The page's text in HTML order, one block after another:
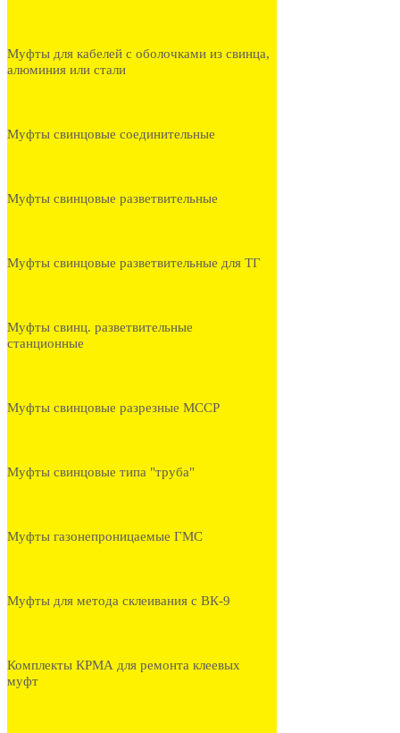
Муфты для кабелей с оболочками из свинца,
алюминия или стали
Муфты свинцовые соединительные
Муфты свинцовые разветвительные
Муфты свинцовые разветвительные для ТГ
Муфты свинц. разветвительные
станционные
Муфты свинцовые разрезные МССР
Муфты свинцовые типа "труба"
Муфты газонепроницаемые ГМС
Муфты для метода склеивания с ВК-9
Комплекты КРМА для ремонта клеевых
муфт